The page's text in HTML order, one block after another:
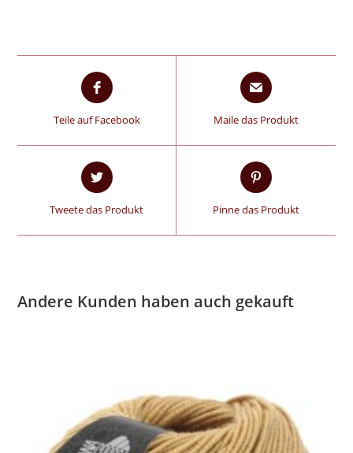
Teile auf Facebook Maile das Produkt
Tweete das Produkt Pinne das Produkt
Andere Kunden haben auch gekauft